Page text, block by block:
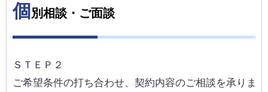
個 別相談・ご面談
ＳＴＥＰ２
ご希望条件の打ち合わせ、契約内容のご相談を承りま